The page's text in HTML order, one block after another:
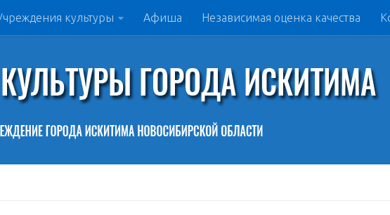
культуры Афиша Независимая оценка качества